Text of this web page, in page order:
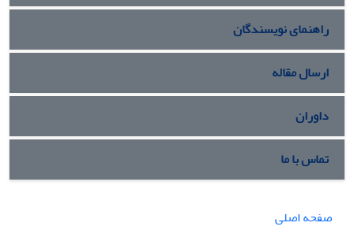
راهنمای نویسندگان
ارسال مقاله
داوران
تماس با ما
صفحه اصلی